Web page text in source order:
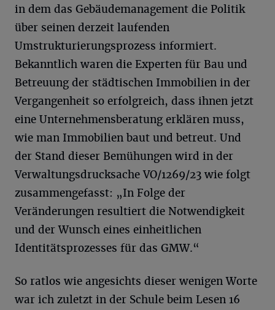
in dem das Gebäudemanagement die Politik
über seinen derzeit laufenden
Umstrukturierungsprozess informiert.
Bekanntlich waren die Experten für Bau und
Betreuung der städtischen Immobilien in der
Vergangenheit so erfolgreich, dass ihnen jetzt
eine Unternehmensberatung erklären muss,
wie man Immobilien baut und betreut. Und
der Stand dieser Bemühungen wird in der
Verwaltungsdrucksache VO/1269/23 wie folgt
zusammengefasst: „In Folge der
Veränderungen resultiert die Notwendigkeit
und der Wunsch eines einheitlichen
Identitätsprozesses für das GMW.“
So ratlos wie angesichts dieser wenigen Worte
war ich zuletzt in der Schule beim Lesen 16